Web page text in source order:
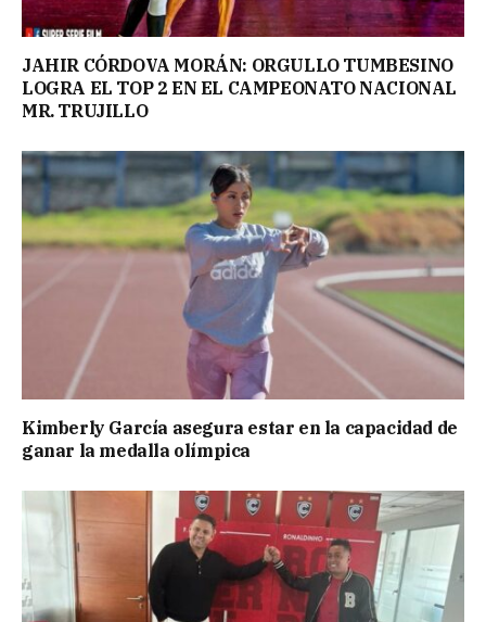
JAHIR CÓRDOVA MORÁN: ORGULLO TUMBESINO
LOGRA EL TOP 2 EN EL CAMPEONATO NACIONAL
MR. TRUJILLO
Kimberly García asegura estar en la capacidad de
ganar la medalla olímpica